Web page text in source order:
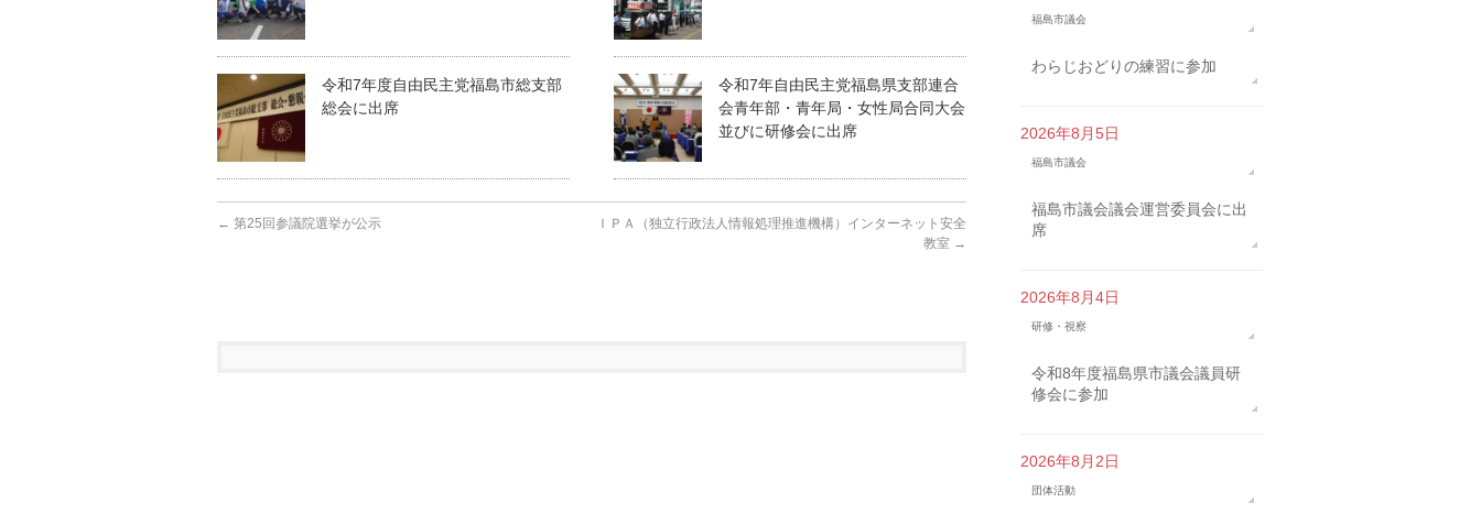
令和7年度自由民主党福島市総支部
総会に出席
令和7年自由民主党福島県支部連合
会青年部・青年局・女性局合同大会
並びに研修会に出席
← 第25回参議院選挙が公示
ＩＰＡ（独立行政法人情報処理推進機構）インターネット安全
教室 →
福島市議会
わらじおどりの練習に参加
2026年8月5日
福島市議会
福島市議会議会運営委員会に出
席
2026年8月4日
研修・視察
令和8年度福島県市議会議員研
修会に参加
2026年8月2日
団体活動